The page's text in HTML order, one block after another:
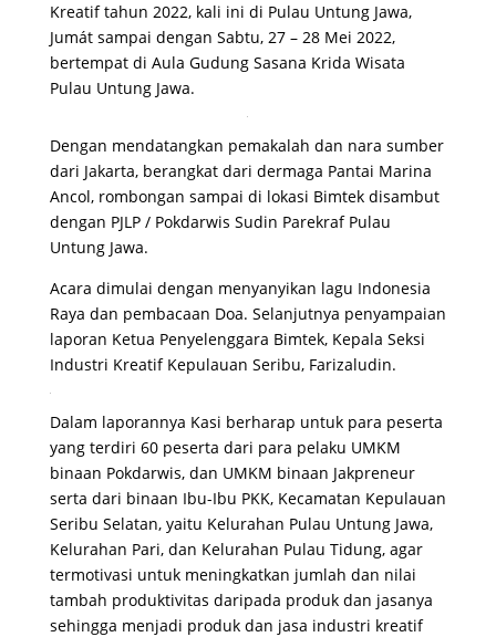
Kreatif tahun 2022, kali ini di Pulau Untung Jawa,
Jumát sampai dengan Sabtu, 27 – 28 Mei 2022,
bertempat di Aula Gudung Sasana Krida Wisata
Pulau Untung Jawa.
Dengan mendatangkan pemakalah dan nara sumber
dari Jakarta, berangkat dari dermaga Pantai Marina
Ancol, rombongan sampai di lokasi Bimtek disambut
dengan PJLP / Pokdarwis Sudin Parekraf Pulau
Untung Jawa.
Acara dimulai dengan menyanyikan lagu Indonesia
Raya dan pembacaan Doa. Selanjutnya penyampaian
laporan Ketua Penyelenggara Bimtek, Kepala Seksi
Industri Kreatif Kepulauan Seribu, Farizaludin.
Dalam laporannya Kasi berharap untuk para peserta
yang terdiri 60 peserta dari para pelaku UMKM
binaan Pokdarwis, dan UMKM binaan Jakpreneur
serta dari binaan Ibu-Ibu PKK, Kecamatan Kepulauan
Seribu Selatan, yaitu Kelurahan Pulau Untung Jawa,
Kelurahan Pari, dan Kelurahan Pulau Tidung, agar
termotivasi untuk meningkatkan jumlah dan nilai
tambah produktivitas daripada produk dan jasanya
sehingga menjadi produk dan jasa industri kreatif